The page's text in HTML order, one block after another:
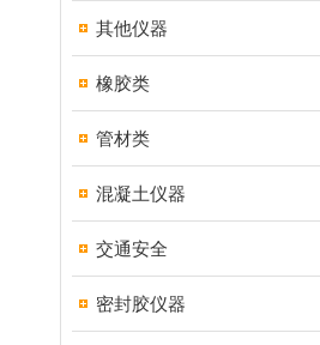
其他仪器
橡胶类
管材类
混凝土仪器
交通安全
密封胶仪器